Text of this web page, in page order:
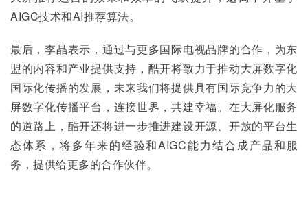
AIGC技术和AI推荐算法。
最后，李晶表示，通过与更多国际电视品牌的合作，为东
盟的内容和产业提供支持，酷开将致力于推动大屏数字化
国际化传播的发展，未来我们将提供具有国际竞争力的大
屏数字化传播平台，连接世界，共建幸福。在大屏化服务
的道路上，酷开还将进一步推进建设开源、开放的平台生
态体系，将多年来的经验和AIGC能力结合成产品和服
务，提供给更多的合作伙伴。